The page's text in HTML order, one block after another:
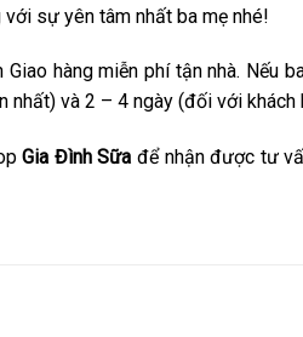
sự yên tâm nhất ba mẹ nhé!
Giao hàng miễn phí tận nhà. Nếu
và 2 – 4 ngày (đối với khách
Gia Đình Sữa để nhận được tư